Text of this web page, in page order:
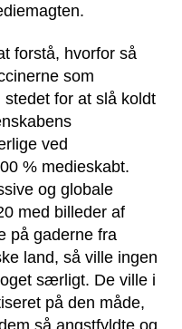
forstå, hvorfor så
som
stedet for at slå koldt
ved
% medieskabt.
og globale
med billeder af
på gaderne fra
land, så ville ingen
særligt. De ville i
på den måde,